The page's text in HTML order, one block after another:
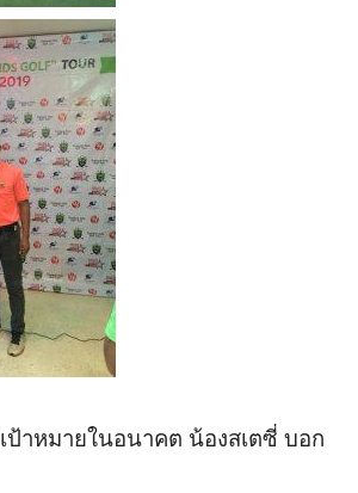
เป้าหมายในอนาคต น้องสเตซี่ บอก